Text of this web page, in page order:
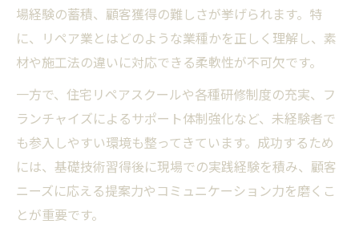
場経験の蓄積、顧客獲得の難しさが挙げられます。特
に、リペア業とはどのような業種かを正しく理解し、素
材や施工法の違いに対応できる柔軟性が不可欠です。
一方で、住宅リペアスクールや各種研修制度の充実、フ
ランチャイズによるサポート体制強化など、未経験者で
も参入しやすい環境も整ってきています。成功するため
には、基礎技術習得後に現場での実践経験を積み、顧客
ニーズに応える提案力やコミュニケーション力を磨くこ
とが重要です。